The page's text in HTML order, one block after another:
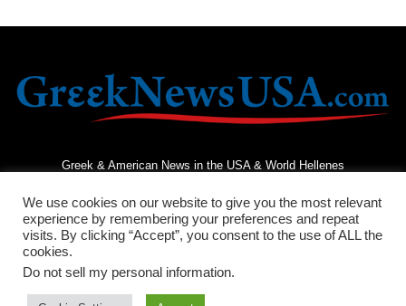
Greek & American News in the USA & World Hellenes
Terms and Conditions
We use cookies on our website to give you the most relevant
experience by remembering your preferences and repeat
visits. By clicking “Accept”, you consent to the use of ALL the
cookies.
Do not sell my personal information.